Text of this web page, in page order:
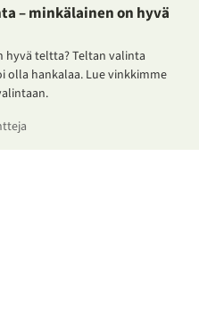
– minkälainen on hyvä
hyvä teltta? Teltan valinta
olla hankalaa. Lue vinkkimme